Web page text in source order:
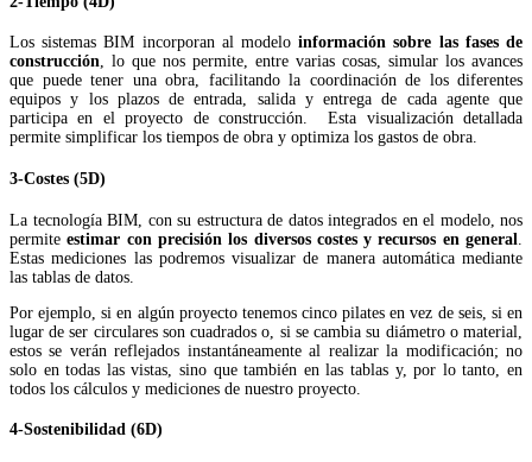
Los sistemas BIM incorporan al modelo información sobre las fases de
construcción, lo que nos permite, entre varias cosas, simular los avances
que puede tener una obra, facilitando la coordinación de los diferentes
equipos y los plazos de entrada, salida y entrega de cada agente que
participa en el proyecto de construcción. Esta visualización detallada
permite simplificar los tiempos de obra y optimiza los gastos de obra.
3-Costes (5D)
La tecnología BIM, con su estructura de datos integrados en el modelo, nos
permiteestimar con precisión los diversos costes y recursos en general
Estas mediciones las podremos visualizar de manera automática mediante
las tablas de datos.
Por ejemplo, si en algún proyecto tenemos cinco pilates en vez de seis, si en
lugar de ser circulares son cuadrados o, si se cambia su diámetro o material,
estos se verán reflejados instantáneamente al realizar la modificación; no
solo en todas las vistas, sino que también en las tablas y, por lo tanto, en
todos los cálculos y mediciones de nuestro proyecto.
4-Sostenibilidad (6D)